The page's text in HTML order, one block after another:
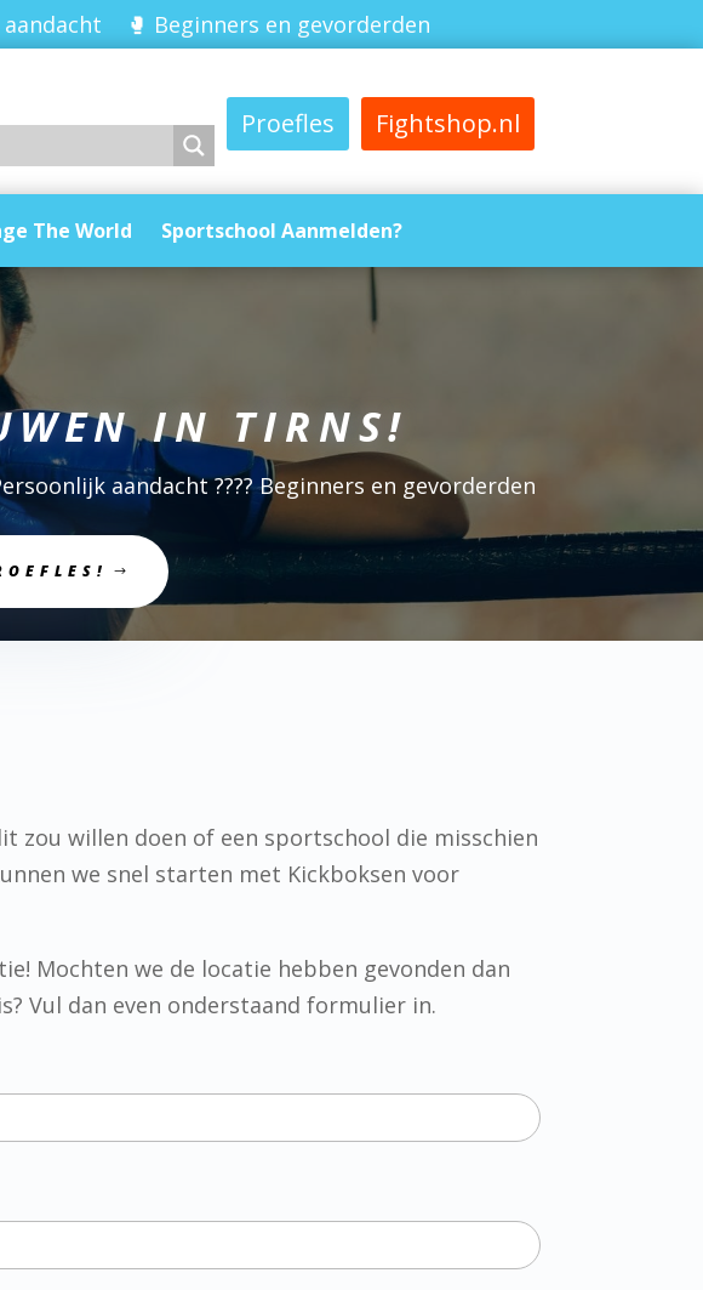
🥊 Beginners en gevorderden
Proefles Fightshop.nl
The World Sportschool Aanmelden?
IN TIRNS!
aandacht ???? Beginners en gevorderden
zou willen doen of een sportschool die misschien
we snel starten met Kickboksen voor
Mochten we de locatie hebben gevonden dan
Vul dan even onderstaand formulier in.